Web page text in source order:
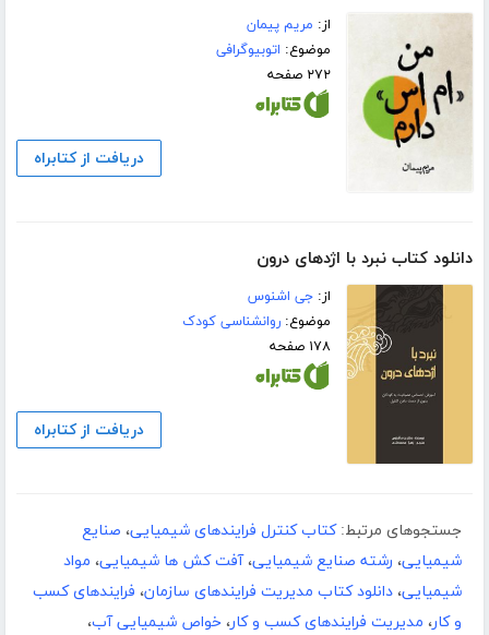
از: مریم پیمان
موضوع: اتوبیوگرافی
۲۷۲ صفحه
دریافت از کتابراه
دانلود کتاب نبرد با اژدهای درون
از:جی اشنوس
موضوع:روانشناسی کودک
۱۷۸ صفحه
دریافت از کتابراه
جستجوهای مرتبط: کتاب کنترل فرایندهای شیمیایی، صنایع
شیمیایی، رشته صنایع شیمیایی،آفت کش ها شیمیایی، مواد
شیمیایی، دانلود کتاب مدیریت فرایندهای سازمان، فرایندهای کسب
و کار، مدیریت فرایندهای کسب و کار، خواص شیمیایی آب،